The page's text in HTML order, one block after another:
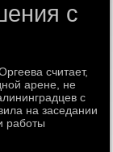
с
считает,
арене, не
с
на заседании
работы